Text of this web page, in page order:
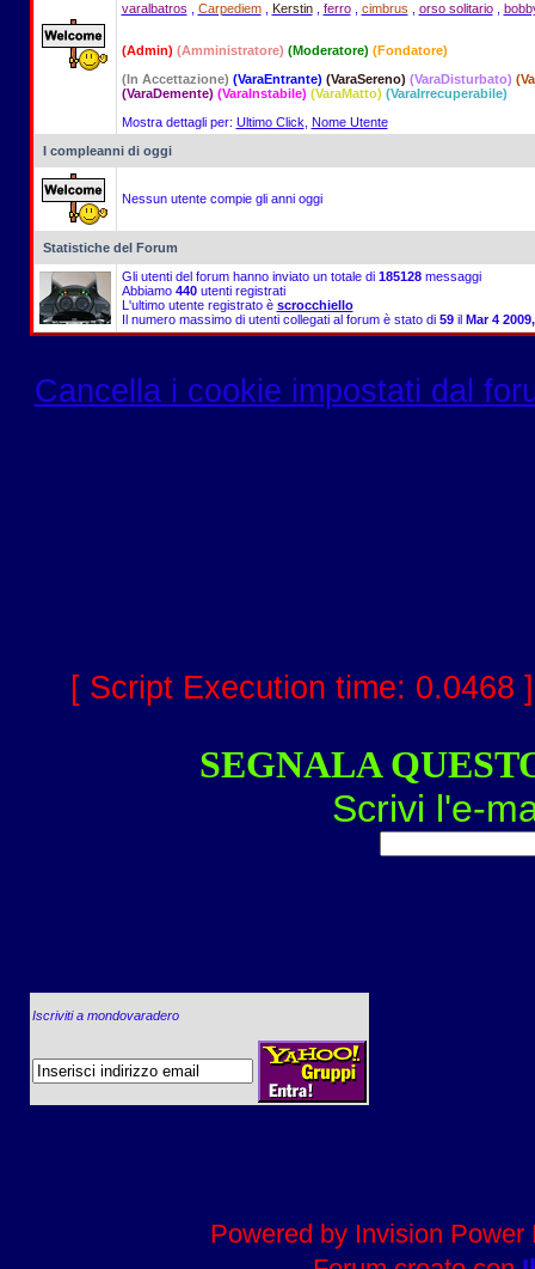
varalbatros Carpediem, Kerstin, ferro, cimbrus orso solitario,
(Admin) (Amministratore) (Moderatore) (Fondatore)
(In Accettazione) (VaraEntrante) (VaraSereno) (VaraDisturbato)
(VaraDemente) (VaraInstabile) (VaraMatto) (VaraIrrecuperabile)
Mostra dettagli per: Ultimo Click Nome Utente
I compleanni di oggi
Nessun utente compie gli anni oggi
Statistiche del Forum
Gli utenti del forum hanno inviato un totale di 185128messaggi
Abbiamo 440utenti registrati
L'ultimo utente registrato è scrocchiello
Il numero massimo di utenti collegati al forum è stato di 59il Mar 4
Cancella i cookie impostati dal
[ Script Execution time:
SEGNALA
Scrivi l'e-
Iscriviti a mondovaradero
Powered by Invision